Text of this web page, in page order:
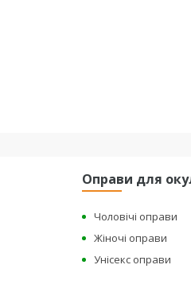
Оправи для
Чоловічі оправи
Жіночі оправи
Унісекс оправи